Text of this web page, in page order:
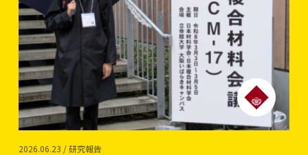
2026.06.23 / 研究報告